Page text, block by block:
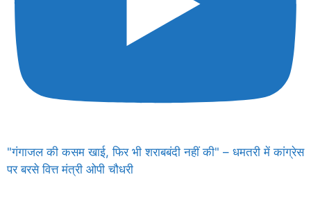
"गंगाजल की कसम खाई, फिर भी शराबबंदी नहीं की" – धमतरी में कांग्रेस
पर बरसे वित्त मंत्री ओपी चौधरी